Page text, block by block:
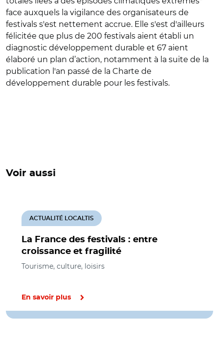
face auxquels la vigilance des organisateurs de
festivals s'est nettement accrue. Elle s'est d'ailleurs
félicitée que plus de 200 festivals aient établi un
diagnostic développement durable et 67 aient
élaboré un plan d’action, notamment à la suite de la
publication l'an passé de la Charte de
développement durable pour les festivals.
Voir aussi
La France des festivals : entre
croissance et fragilité
ACTUALITÉ LOCALTIS
Tourisme, culture, loisirs
En savoir plus